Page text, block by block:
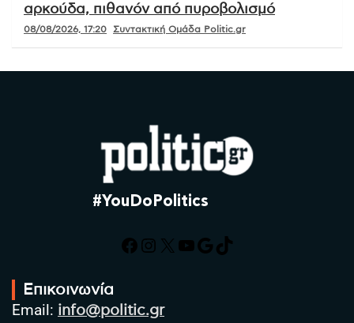
αρκούδα, πιθανόν από πυροβολισμό
08/08/2026, 17:20 Συντακτική Ομάδα Politic.gr
#YouDoPolitics
Facebook
Instagram
X YouTube
Google
TikTok
Επικοινωνία
Email: info@politic.gr